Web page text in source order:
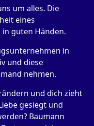
um alles. Die
eines
guten Händen.
in
und diese
nehmen.
und dich zieht
gesiegt und
Baumann